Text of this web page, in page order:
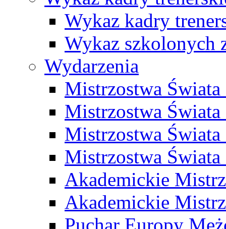
Wykaz kadry
Wykaz szkolonych
Wydarzenia
Mistrzostwa
Mistrzostwa
Mistrzostwa
Mistrzostwa
Akademickie
Akademickie
Puchar Europy